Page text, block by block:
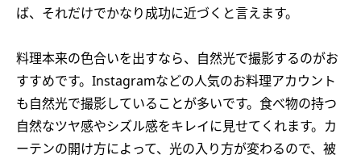
ば、それだけでかなり成功に近づくと言えます。
料理本来の色合いを出すなら、自然光で撮影するのがお
すすめです。Instagramなどの人気のお料理アカウント
も自然光で撮影していることが多いです。食べ物の持つ
自然なツヤ感やシズル感をキレイに見せてくれます。カ
ーテンの開け方によって、光の入り方が変わるので、被